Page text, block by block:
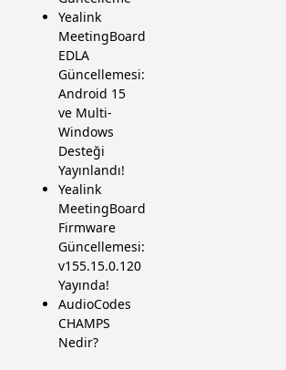
Yealink
MeetingBoard
EDLA
Güncellemesi:
Android 15
ve Multi-
Windows
Desteği
Yayınlandı!
Yealink
MeetingBoard
Firmware
Güncellemesi:
v155.15.0.120
Yayında!
AudioCodes
CHAMPS
Nedir?